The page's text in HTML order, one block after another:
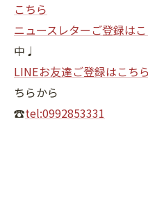
こちら
ニュースレターご登録は
中♩
LINEお友達ご登録はこちら
ちらから
☎tel:0992853331